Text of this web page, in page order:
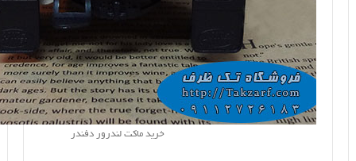
خرید ماکت لندرور دفندر